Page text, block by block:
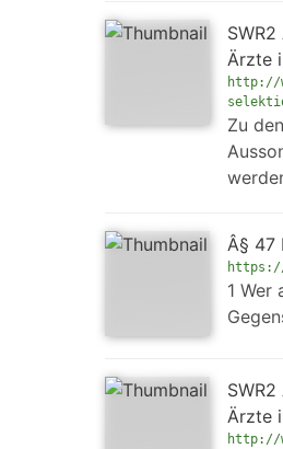
Ärzte
http://
Zu
Â§ 47
1 Wer
Ärzte
http://